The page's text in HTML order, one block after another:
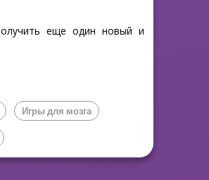
еще один новый и
Игры для мозга